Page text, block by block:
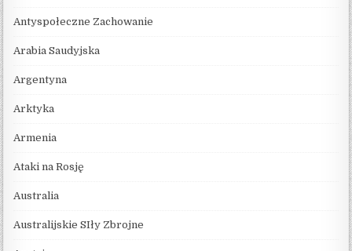
Antyspołeczne Zachowanie
Arabia Saudyjska
Argentyna
Arktyka
Armenia
Ataki na Rosję
Australia
Australijskie SIły Zbrojne